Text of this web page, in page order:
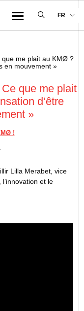
Menu
FR
que me plait au KMØ ?
en mouvement »
que me plait
d’être
»
!
Lilla Merabet, vice
et le